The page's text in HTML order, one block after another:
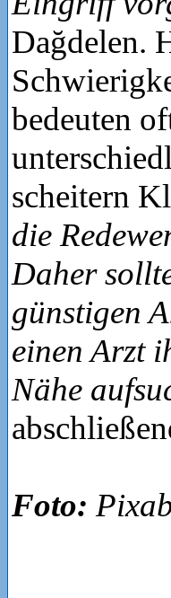
Dağdelen.
bedeuten
scheitern
die
Daher
günstigen
einen Arzt
Nähe
Foto: